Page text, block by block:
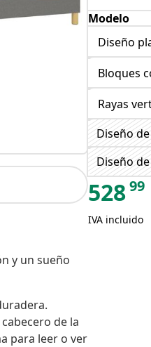
y un sueño
de la
para leer o ver
Modelo
Diseño
Bloques
Rayas
Diseño
Diseño
52899
IVA incluido